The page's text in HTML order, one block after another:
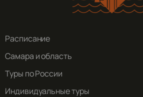
Расписание
Самара и область
Туры по России
Индивидуальные туры